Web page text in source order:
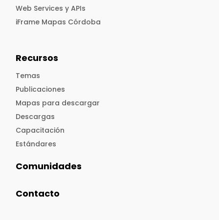
Web Services y APIs
iFrame Mapas Córdoba
Recursos
Temas
Publicaciones
Mapas para descargar
Descargas
Capacitación
Estándares
Comunidades
Contacto